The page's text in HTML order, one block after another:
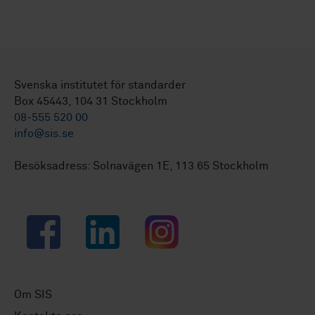
Svenska institutet för standarder
Box 45443, 104 31 Stockholm
08-555 520 00
info@sis.se
Besöksadress: Solnavägen 1E, 113 65 Stockholm
Facebook LinkedIn Instagram
Om SIS